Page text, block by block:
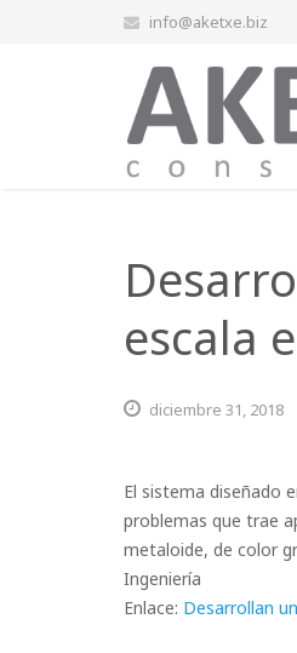
info@aketxe.biz
escala
diciembre 31, 2018
El sistema diseñado
problemas que trae
metaloide, de color
Ingeniería
Enlace: Desarrollan